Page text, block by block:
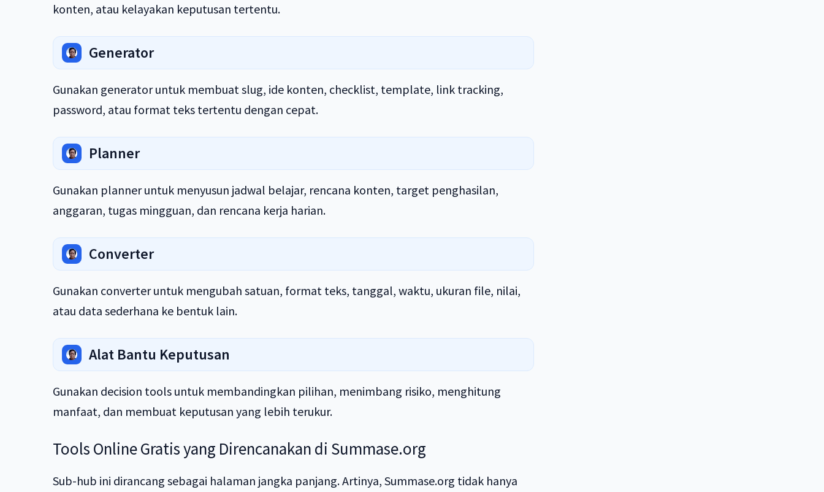
konten, atau kelayakan keputusan tertentu.
Generator
Gunakan generator untuk membuat slug, ide konten, checklist, template, link tracking,
password, atau format teks tertentu dengan cepat.
Planner
Gunakan planner untuk menyusun jadwal belajar, rencana konten, target penghasilan,
anggaran, tugas mingguan, dan rencana kerja harian.
Converter
Gunakan converter untuk mengubah satuan, format teks, tanggal, waktu, ukuran file, nilai,
atau data sederhana ke bentuk lain.
Alat Bantu Keputusan
Gunakan decision tools untuk membandingkan pilihan, menimbang risiko, menghitung
manfaat, dan membuat keputusan yang lebih terukur.
Tools Online Gratis yang Direncanakan di Summase.org
Sub-hub ini dirancang sebagai halaman jangka panjang. Artinya, Summase.org tidak hanya